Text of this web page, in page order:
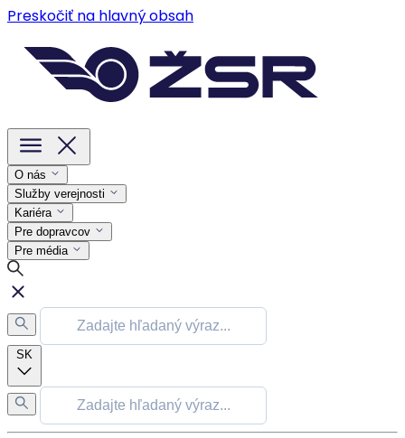
Preskočiť na hlavný obsah
O nás
Služby verejnosti
Kariéra
Pre dopravcov
Pre média
SK